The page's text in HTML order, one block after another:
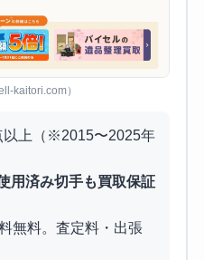
kaitori.com）
以上（※2015〜2025年
用済み切手も買取保証
無料。査定料・出張